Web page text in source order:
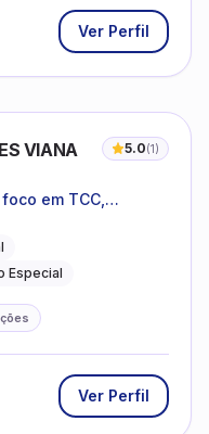
Ver Perfil
VIANA 5.0(1)
em TCC,
Especial
Ver Perfil